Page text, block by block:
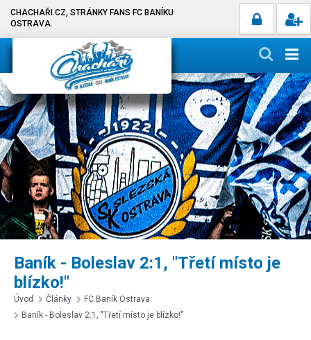
CHACHAŘI.CZ, STRÁNKY FANS FC BANÍKU
OSTRAVA.
Baník - Boleslav 2:1, "Třetí místo je
blízko!"
Úvod Články
FC Baník Ostrava
Baník - Boleslav 2:1, "Třetí místo je blízko!"